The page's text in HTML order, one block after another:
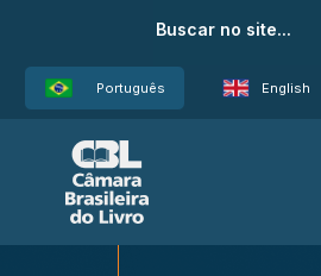
Português English